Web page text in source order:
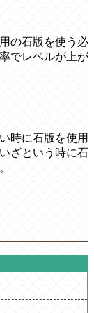
の石版を使う必
でレベルが上が
時に石版を使用
ざという時に石